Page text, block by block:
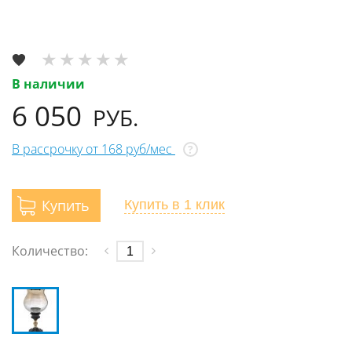
В наличии
6 050 РУБ.
В рассрочку от 168 руб/мес ?
Купить Купить в 1 клик
Количество: